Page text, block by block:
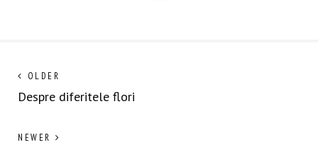
Navigare
în
articole
OLDER
post:
Despre diferitele flori
NEWER